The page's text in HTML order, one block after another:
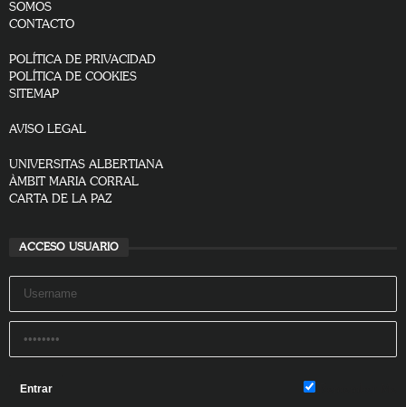
SOMOS
CONTACTO
POLÍTICA DE PRIVACIDAD
POLÍTICA DE COOKIES
SITEMAP
AVISO LEGAL
UNIVERSITAS ALBERTIANA
ÀMBIT MARIA CORRAL
CARTA DE LA PAZ
ACCESO USUARIO